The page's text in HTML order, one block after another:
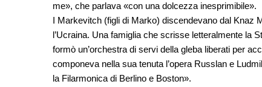
me», che parlava «con una dolcezza inesprimibile».
I Markevitch (figli di Marko) discendevano dal Knaz
l’Ucraina. Una famiglia che scrisse letteralmente la
formò un’orchestra di servi della gleba liberati per
componeva nella sua tenuta l’opera Russlan e
la Filarmonica di Berlino e Boston».